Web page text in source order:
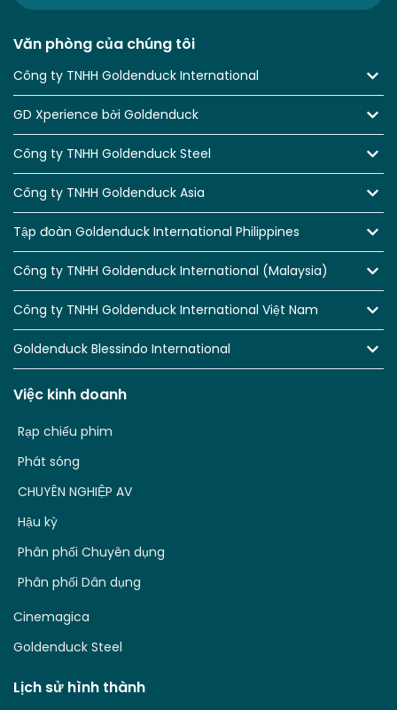
Văn phòng của chúng tôi
Công ty TNHH Goldenduck International
GD Xperience bởi Goldenduck
Công ty TNHH Goldenduck Steel
Công ty TNHH Goldenduck Asia
Tập đoàn Goldenduck International Philippines
Công ty TNHH Goldenduck International (Malaysia)
Công ty TNHH Goldenduck International Việt Nam
Goldenduck Blessindo International
Việc kinh doanh
Phân phối Dân dụng
Phân phối Chuyên dụng
Hậu kỳ
CHUYÊN NGHIỆP AV
Phát sóng
Rạp chiếu phim
Cinemagica
Goldenduck Steel
Lịch sử hình thành